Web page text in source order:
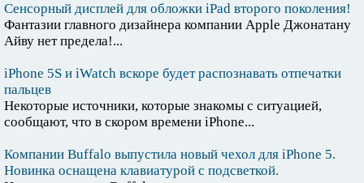
Сенсорный дисплей для обложки iPad второго поколения!
Фантазии главного дизайнера компании Apple Джонатану
Айву нет предела!...
iPhone 5S и iWatch вскоре будет распознавать отпечатки
пальцев
Некоторые источники, которые знакомы с ситуацией,
сообщают, что в скором времени iPhone...
Компании Buffalo выпустила новый чехол для iPhone 5.
Новинка оснащена клавиатурой с подсветкой.